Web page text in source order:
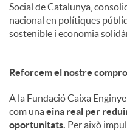
Social de Catalunya,
nacional en polítiques
sostenible i economia
Reforcem el nostre
A la Fundació Caixa
com unaeina real per
oportunitats. Per això